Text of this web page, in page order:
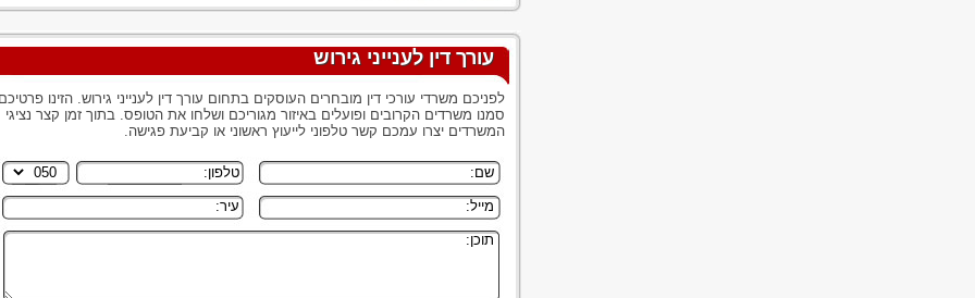
עורך דין לענייני גירוש
לפניכם משרדי עורכי דין מובחרים העוסקים בתחום עורך דין לענייני גירוש. הזינו
סמנו משרדים הקרובים ופועלים באיזור מגוריכם ושלחו את הטופס. בתוך זמן קצר נציגי
המשרדים יצרו עמכם קשר טלפוני לייעוץ ראשוני או קביעת פגישה.